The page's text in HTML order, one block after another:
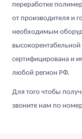
переработке
от производителя и
необходимым
сертифицирована и
любой регион РФ.
Для того чтобы
звоните нам по